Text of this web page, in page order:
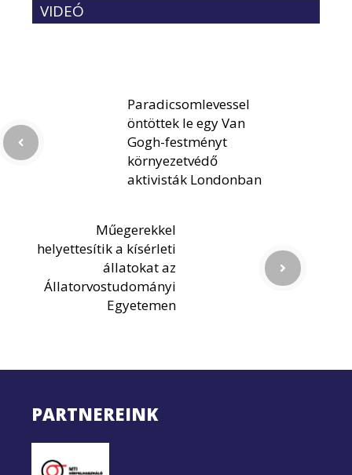
VIDEÓ
Paradicsomlevessel
öntöttek le egy Van
Gogh-festményt
környezetvédő
aktivisták Londonban
Műegerekkel
helyettesítik a kísérleti
állatokat az
Állatorvostudományi
Egyetemen
PARTNEREINK